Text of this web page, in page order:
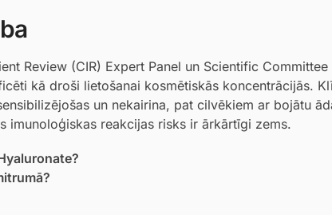
Review (CIR) Expert Panel un Scientific Committee
kā droši lietošanai kosmētiskās koncentrācijās.
un nekairina, pat cilvēkiem ar bojātu
imunoloģiskas reakcijas risks ir ārkārtīgi zems.